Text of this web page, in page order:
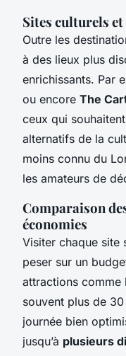
Sites culturels
Outre les
à des lieux plus
enrichissants. Par
ou encore The
ceux qui
alternatifs de la
moins connu du
les amateurs de
Comparaison
économies
Visiter chaque site
peser sur un
attractions comme
souvent plus de
journée bien
jusqu’à plusieurs